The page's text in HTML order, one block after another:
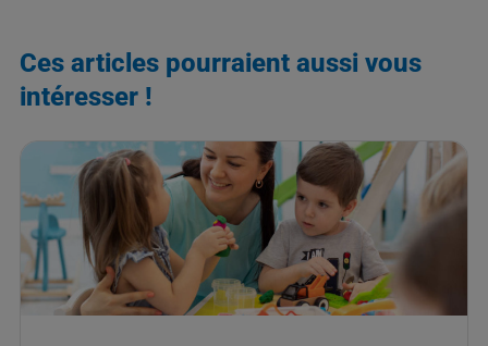
Ces articles pourraient aussi vous
intéresser !